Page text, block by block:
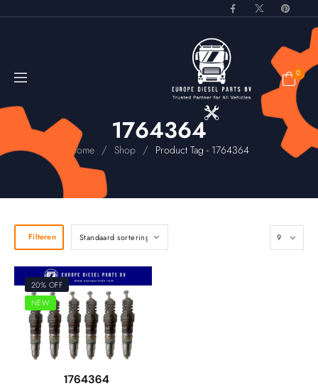
0
1764364
Home / Shop / Product Tag - 1764364
Filteren
20% OFF
NEW